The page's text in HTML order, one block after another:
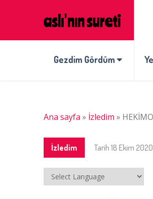
Gezdim Gördüm
Ana sayfa » İzledim »
İzledim Tarih 18 Ekim 2020